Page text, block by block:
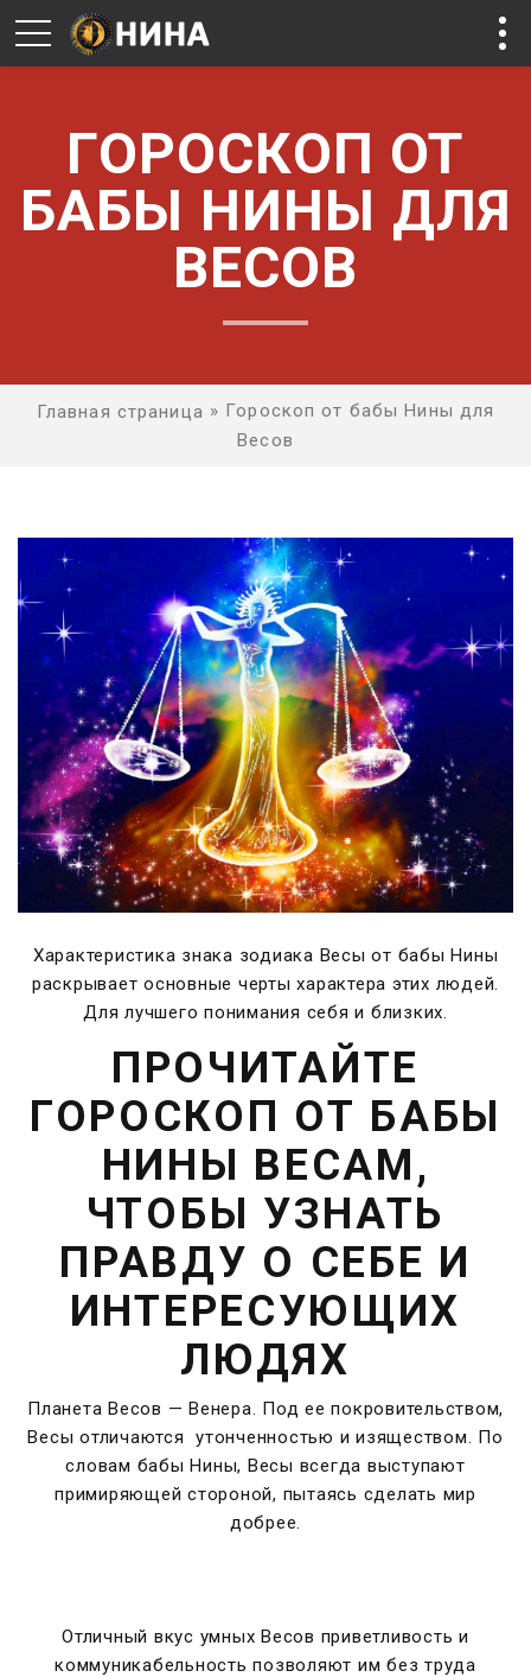
ГОРОСКОП ОТ
БАБЫ НИНЫ ДЛЯ
ВЕСОВ
Главная страница » Гороскоп от бабы Нины для
Весов
Характеристика знака зодиака Весы от бабы Нины
раскрывает основные черты характера этих людей.
Для лучшего понимания себя и близких.
ПРОЧИТАЙТЕ
ГОРОСКОП ОТ БАБЫ
НИНЫ ВЕСАМ,
ЧТОБЫ УЗНАТЬ
ПРАВДУ О СЕБЕ И
ИНТЕРЕСУЮЩИХ
ЛЮДЯХ
Планета Весов — Венера. Под ее покровительством,
Весы отличаются утонченностью и изяществом. По
словам бабы Нины, Весы всегда выступают
примиряющей стороной, пытаясь сделать мир
добрее.
Отличный вкус умных Весов приветливость и
коммуникабельность позволяют им без труда